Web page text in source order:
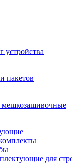
устройства
пакетов
для